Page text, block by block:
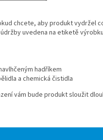
chcete, aby produkt
uvedena na etiketě
hadříkem
a chemická čistidla
vám bude produkt sloužit